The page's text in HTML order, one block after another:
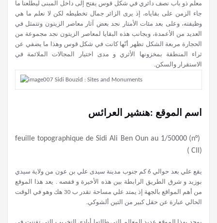
معلم ذو باب نصف دائري في شكل قوس يفتح إلى داخل المبنى ليطلعنا ما
جاء الزمن على بقاياه، إذ يرى الزائر جمال تخطيطه لكن لا نعلم ما هي
وظيفته، وعلى بعد مئات الأمتار نجد بعض آثار معاصر الزيتون وتتمثل في
العديد من الأعمدة، وبجانب هذه البقايا لمعاصر الزيتون نجد مجموعة من
الحجارة مربعة الشكل تظهر أنّها كانت في شكل قوس وهذا ما يضفي عن
ثراء المنطقة بمخزونها الأثري و مدى اختيار المجالات الملائمة في
الاستقرار والسكن.
اسم الموقع :هنشير العرائس
(feuille topographique de Sidi Ali Ben Oun au 1/50000 (n°
CII) )
يقع علي بعد حوالي 6 كم جنوب مدينة سيدى علي بن عون من ولاية سيدي
بوزيد و شرق الطريق الرابطة بين هذه الأخيرة و قفصه . يعد هذا الموقع
من أهم المواقع بالجهة إذ يمتد علي مساحة تقدر ب 30 هك وهو في الوقت
الحالي عبارة عن حقل كبير من التين ألشوكي.